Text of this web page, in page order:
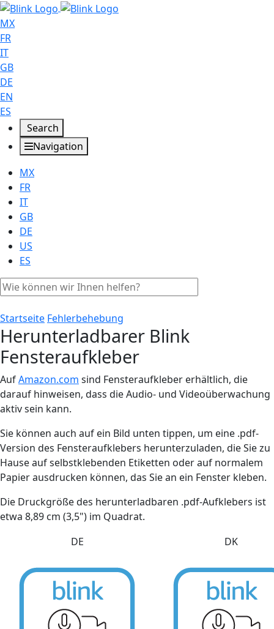
MX
FR
IT
GB
DE
EN
ES
Search
Navigation
MX
FR
IT
GB
DE
US
ES
Startseite Fehlerbehebung
Herunterladbarer Blink
Fensteraufkleber
AufAmazon.com sind Fensteraufkleber erhältlich, die
darauf hinweisen, dass die Audio- und Videoüberwachung
aktiv sein kann.
Sie können auch auf ein Bild unten tippen, um eine .pdf-
Version des Fensteraufklebers herunterzuladen, die Sie zu
Hause auf selbstklebenden Etiketten oder auf normalem
Papier ausdrucken können, das Sie an ein Fenster kleben.
Die Druckgröße des herunterladbaren .pdf-Aufklebers ist
etwa 8,89 cm (3,5") im Quadrat.
DE
DK